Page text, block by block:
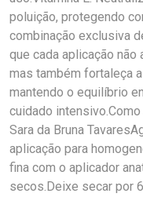
poluição, protegendo
combinação exclusiva
que cada aplicação não
mas também fortaleça
mantendo o equilíbrio
cuidado
Sara da Bruna
aplicação para
fina com o aplicador
secos.Deixe secar por